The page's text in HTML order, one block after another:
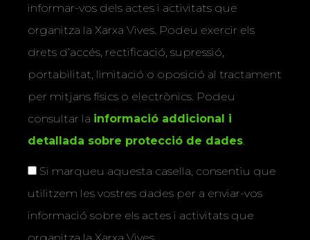
informar-vos dels actes i activitats que
organitza la Xarxa Vives. Podeu exercir els
drets d’accés, rectificació, supressió,
portabilitat, limitació o oposició al tractament
per mitjans físics o electrònics. Podeu
consultar la informació addicional i
detallada sobre protecció de dades
Si marqueu aquesta casella, consentiu que
utilitzem les vostres dades per a enviar-vos
informació sobre els actes i activitats que
organitza la Xarxa Vives.